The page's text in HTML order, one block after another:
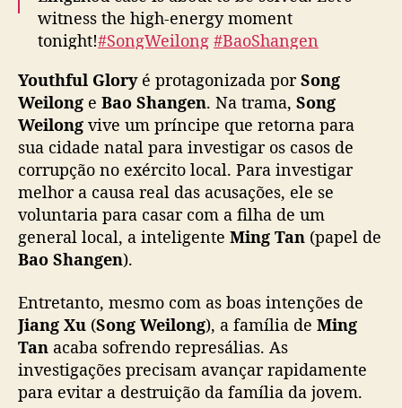
c
o
m
o
n
g
W
e
i
l
o
n
s
t
d
i
s
witness the high-energy moment
tonight!#SongWeilong #BaoShangen
Tune in to MangoTV daily night at 18:00
(GMT+8) for #YouthfulGlory
➡https://t.co/m9rD5HePsM
Authentic and well-crafted Thai subtitles…
pic.twitter.com/IydgNv1NQS
— 湖南卫视 芒果TV (@hunantvchina)June 4,
2025
Youthful Gloryé protagonizada porSong
Weilong e Bao Shangen. Na trama, Song
Weilong vive um príncipe que retorna para
sua cidade natal para investigar os casos de
corrupção no exército local. Para investigar
melhor a causa real das acusações, ele se
voluntaria para casar com a filha de um
general local, a inteligente Ming Tan (papel de
Bao Shangen).
Entretanto, mesmo com as boas intenções de
Jiang Xu (Song Weilong), a família de Ming
Tan acaba sofrendo represálias. As
investigações precisam avançar rapidamente
para evitar a destruição da família da jovem.